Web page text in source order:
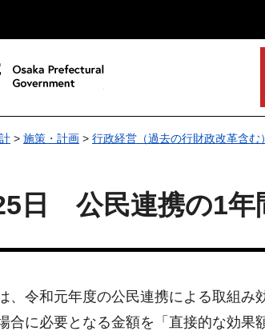
> 施策・計画 > 行政経営（過去の行財政改革含む）
日 公民連携の1年
、令和元年度の公民連携による取組み
合に必要となる金額を「直接的な効果